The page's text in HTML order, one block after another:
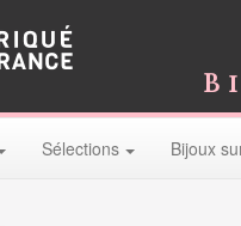
Sélections Bijoux